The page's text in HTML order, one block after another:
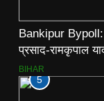
Bankipur
प्रसाद-रामकृपाल
सुराज का कब्जा
BIHAR
5